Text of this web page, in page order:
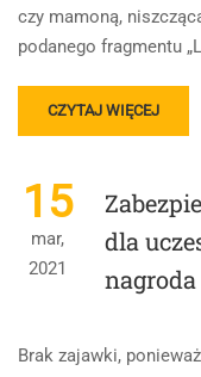
czy mamoną,
podanego fragmentu
READ
MORE
ROZPRAWKA
NA
PUNKTÓW
CZYTAJ WIĘCEJ
15
mar,
2021
dla
Brak zajawki,